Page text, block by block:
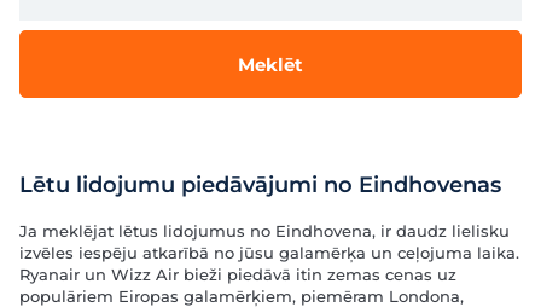
Meklēt
Lētu lidojumu piedāvājumi no Eindhovenas
Ja meklējat lētus lidojumus no Eindhovena, ir daudz lielisku
izvēles iespēju atkarībā no jūsu galamērķa un ceļojuma laika.
Ryanair un Wizz Air bieži piedāvā itin zemas cenas uz
populāriem Eiropas galamērķiem, piemēram Londona,